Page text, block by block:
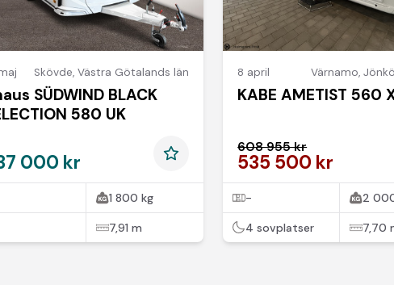
Skövde, Västra Götalands län
SÜDWIND BLACK
580 UK
000 kr
1 800 kg
7,91 m
8 april Värnamo,
KABE AMETIST 560
608 955 kr
535 500 kr
- 2
4 sovplatser 7,70